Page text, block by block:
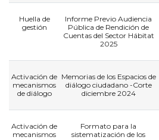
Huella de
gestión
Informe Previo Audiencia
Pública de Rendición de
Cuentas del Sector Hábitat
2025
Activación de
mecanismos
de diálogo
Memorias de los Espacios de
diálogo ciudadano -Corte
diciembre 2024
Activación de
mecanismos
Formato para la
sistematización de los